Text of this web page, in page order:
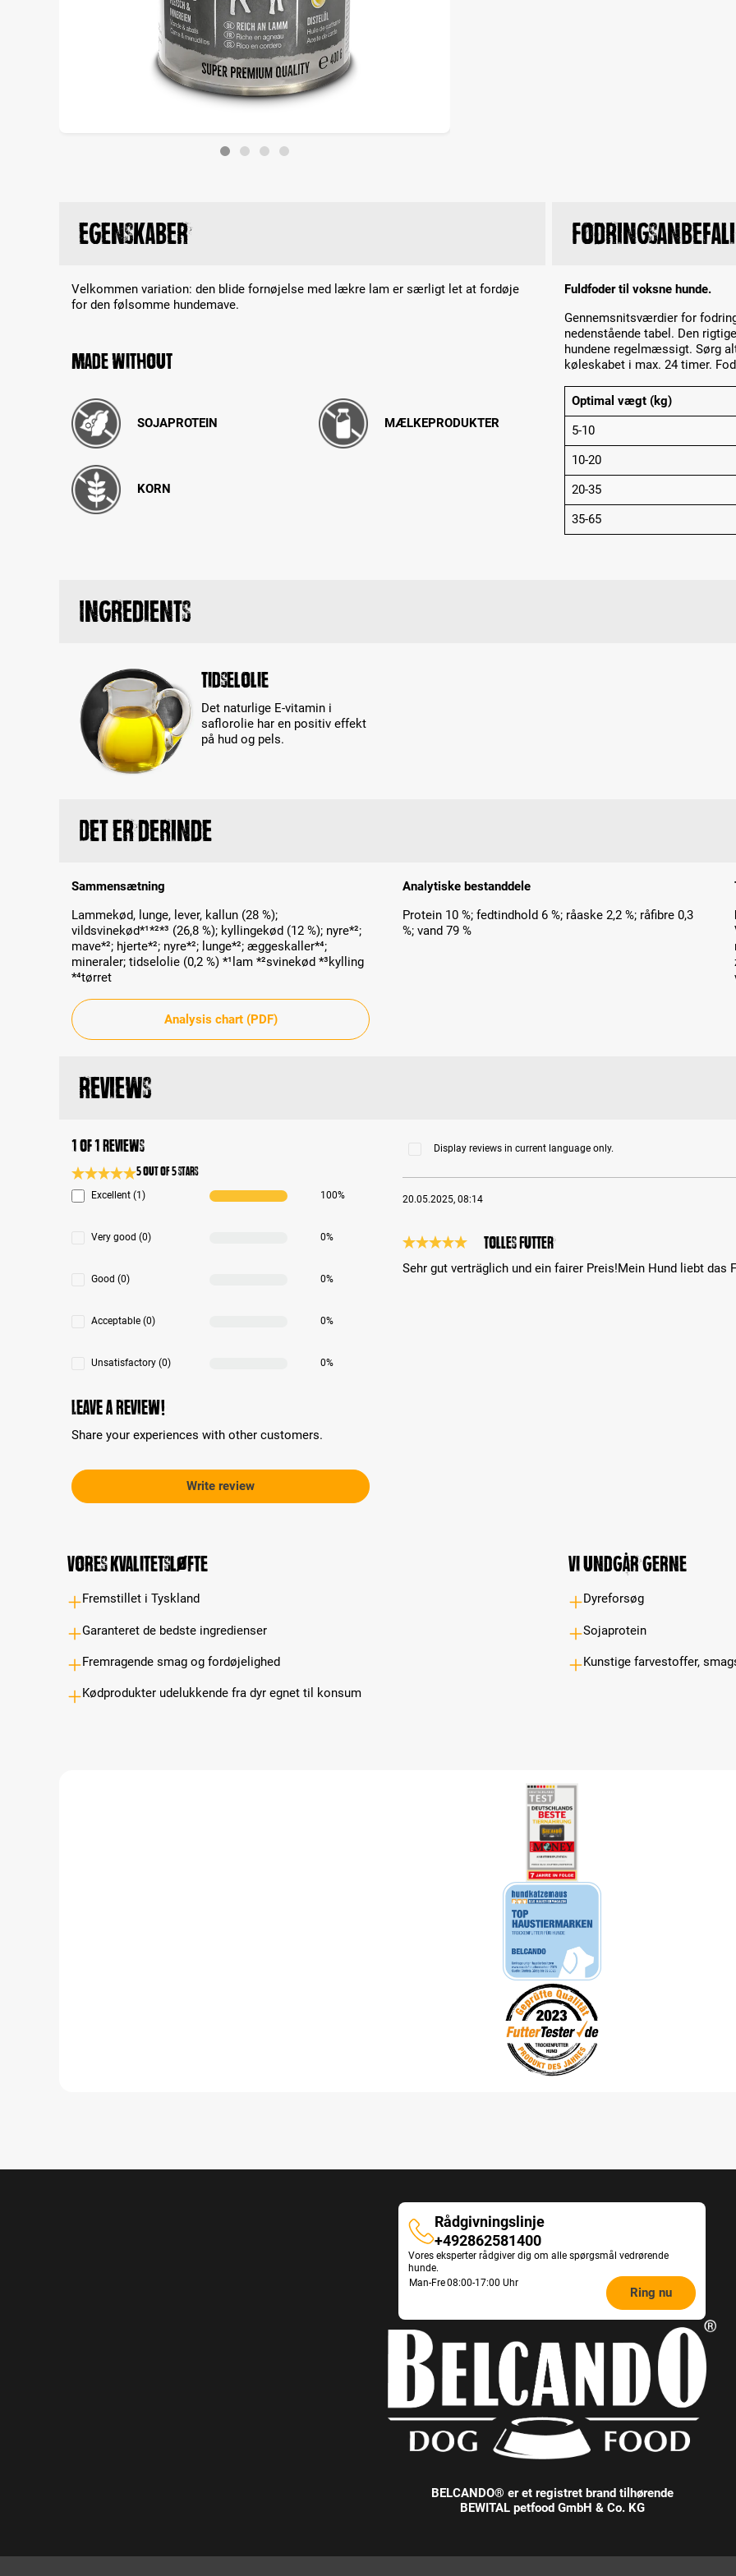
Egenskaber
Velkommen variation: den blide fornøjelse med lækre lam er særligt let at fordøje
for den følsomme hundemave.
Made without
SOJAPROTEIN MÆLKEPRODUKTER
KORN
Ingredients
Tidselolie
Det naturlige E-vitamin i
saflorolie har en positiv effekt
på hud og pels.
Fuldfoder til voksne hunde.
Gennemsnitsværdier for
nedenstående tabel. Den
hundene regelmæssigt. Sørg
køleskabet i max. 24 timer.
Optimal vægt (kg)
5-10
10-20
20-35
35-65
Det er derinde
Sammensætning
Lammekød, lunge, lever, kallun (28 %);
vildsvinekød*¹*²*³ (26,8 %); kyllingekød (12 %); nyre*²;
mave*²; hjerte*²; nyre*²; lunge*²; æggeskaller*⁴;
mineraler; tidselolie (0,2 %) *¹lam *²svinekød *³kylling
*⁴tørret
Analytiske bestanddele
Protein 10 %; fedtindhold 6 %; råaske 2,2 %; råfibre 0,3
%; vand 79 %
Analysis chart (PDF)
Reviews
1 of 1 reviews
Average rating 5 of 5 Stars
5 out of 5 stars
Excellent (1) 100%
Very good (0) 0%
Good (0) 0%
Acceptable (0) 0%
Unsatisfactory (0) 0%
Leave a review!
Share your experiences with other customers.
Write review
Display reviews in current language only.
20.05.2025, 08:14
Tolles Futter
Sehr gut verträglich und ein fairer Preis!Mein Hund liebt das
Vores kvalitetsløfte
Fremstillet i Tyskland
Garanteret de bedste ingredienser
Fremragende smag og fordøjelighed
Kødprodukter udelukkende fra dyr egnet til konsum
Vi undgår gerne
Dyreforsøg
Sojaprotein
Kunstige farvestoffer,
Rådgivningslinje
Rådgivningslinje
+492862581400
Vores eksperter rådgiver dig om alle spørgsmål vedrørende
hunde.
Opening
Feeding
Advice:
Man-Fre08:00-17:00 Uhr
Ring nu
BELCANDO® er et registret brand tilhørende
BEWITAL petfood GmbH & Co. KG